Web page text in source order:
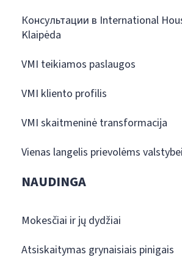
Консультации в International
Klaipėda
VMI teikiamos paslaugos
VMI kliento profilis
VMI skaitmeninė transformacija
Vienas langelis prievolėms
NAUDINGA
Mokesčiai ir jų dydžiai
Atsiskaitymas grynaisiais pinigais